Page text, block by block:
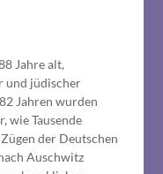
Jahre alt,
und jüdischer
Jahren wurden
wie Tausende
der Deutschen
Auschwitz